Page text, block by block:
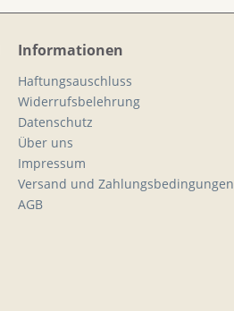
Informationen
Haftungsauschluss
Widerrufsbelehrung
Datenschutz
Über uns
Impressum
Versand und Zahlungsbedingungen
AGB